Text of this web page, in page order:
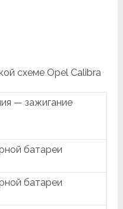
схеме Opel Calibra
— зажигание
батареи
батареи